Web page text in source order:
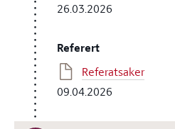
26.03.2026
Referert
Referatsaker
09.04.2026